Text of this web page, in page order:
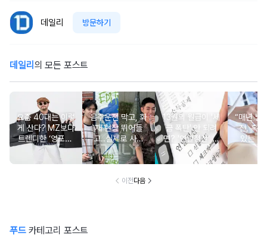
데일리 방문하기
데일리 의 모든 포스트
요즘 40대는 이렇
게 산다? MZ보다
트렌디한 ‘영포티’
분석
음주운전 막고, 화
재 현장 뛰어들
고..실제로 사람
구한 연예인 10
13월의 월급이 '세
금 폭탄' 안 되려
면? '연말정산' 핵
심 꿀팁 A to Z
“매년 받
진, 혹시
있는 건
요?”
이전다음
푸드카테고리 포스트